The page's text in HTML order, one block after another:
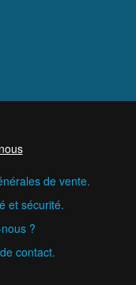
de vente.
et sécurité.
?
contact.